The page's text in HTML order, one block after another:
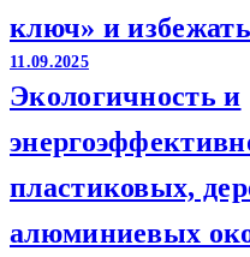
ключ» и
11.09.2025
Экологичность и
пластиковых,
алюминиевых